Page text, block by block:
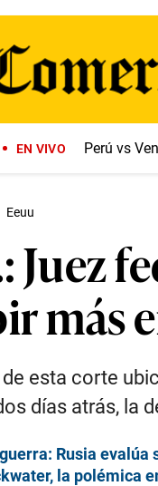
EN VIVO Perú vs
Eeuu
Juez
más
esta corte
días atrás, la
Rusia
la polémica